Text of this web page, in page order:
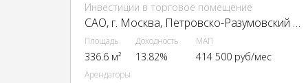
Инвестиции в торговое помещение
CАО, г. Москва, Петровско-Разумовский пр-д, 24к2
Площадь
336.6 м²
Доходность
13.82%
МАП
414 500 руб/мес
Арендаторы